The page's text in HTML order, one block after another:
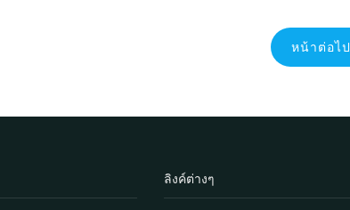
หน้าต่อไป
ลิงค์ต่างๆ